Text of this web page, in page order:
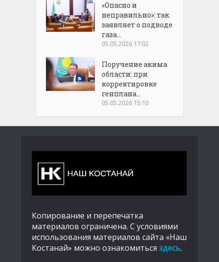
«Опасно и
неправильно»: так
заявляет о подводе
газа...
05.05.2026 17:02
Поручение акима
области: при
корректировке
генплана...
05.05.2026 15:10
Копирование и перепечатка
материалов ограничена. С условиями
использования материалов сайта «Наш
Костанай» можно ознакомиться здесь.